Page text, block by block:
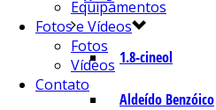
1.8-cineol
Aldeído Benzóico
Equipamentos
Fotos e Vídeos
Fotos
Vídeos
Contato